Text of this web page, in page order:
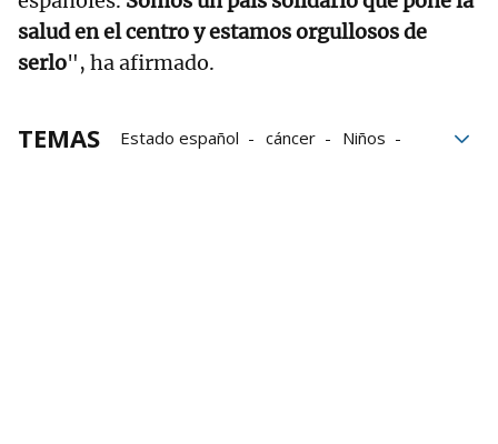
salud en el centro y estamos orgullosos de
serlo", ha afirmado.
TEMAS Estado español cáncer
Niños